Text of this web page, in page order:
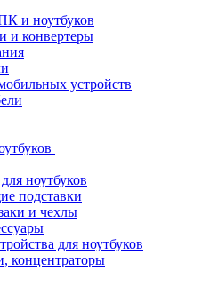
и ноутбуков
и конвертеры
устройств
ноутбуков
подставки
и чехлы
для ноутбуков
концентраторы